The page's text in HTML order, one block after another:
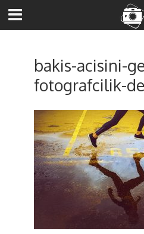
bakis-acisini-
fotografcilik-